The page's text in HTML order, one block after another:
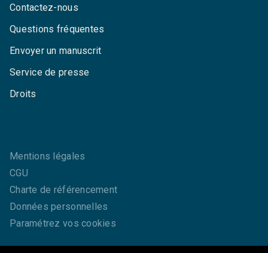
Contactez-nous
Questions fréquentes
Envoyer un manuscrit
Service de presse
Droits
Mentions légales
CGU
Charte de référencement
Données personnelles
Paramétrez vos cookies